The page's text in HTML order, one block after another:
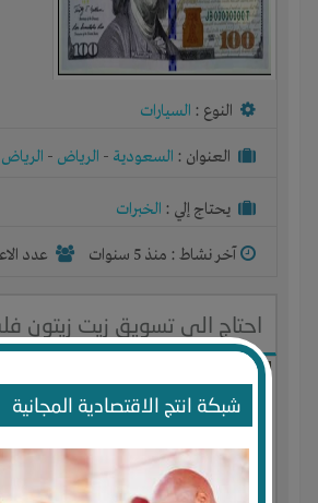
شبكة انتج الاقتصادية المجانية
النوع : السيارات
العنوان : السعودية - الرياض - الرياض
يحتاج إلي : الخبرات
آخر نشاط : منذ 5 سنوات عدد الاعضاء
احتاج الى تسويق زيت زيتون